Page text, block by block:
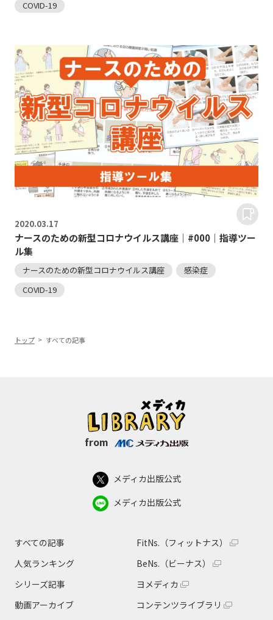
COVID-19
2020.03.17
ナースのための新型コロナウイルス講座｜#000｜指導ツー
ル集
ナースのための新型コロナウイルス講座
感染症
COVID-19
トップ すべての記事
from
メディカ出版公式
メディカ出版公式
すべての記事
人気ランキング
シリーズ記事
動画アーカイブ
FitNs.（フィットナス）
BeNs.（ビーナス）
ヨメディカ
コンテンツライブラリ